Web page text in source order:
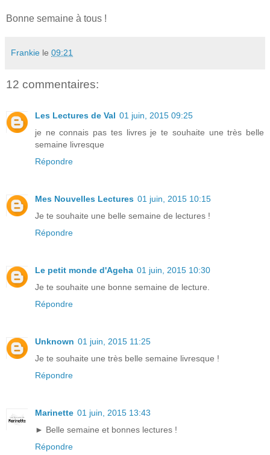
Bonne semaine à tous !
Frankie le 09:21
12 commentaires:
Les Lectures de Val 01 juin, 2015 09:25
je ne connais pas tes livres je te souhaite une très belle
semaine livresque
Répondre
Mes Nouvelles Lectures 01 juin, 2015 10:15
Je te souhaite une belle semaine de lectures !
Répondre
Le petit monde d'Ageha 01 juin, 2015 10:30
Je te souhaite une bonne semaine de lecture.
Répondre
Unknown 01 juin, 2015 11:25
Je te souhaite une très belle semaine livresque !
Répondre
Marinette 01 juin, 2015 13:43
► Belle semaine et bonnes lectures !
Répondre